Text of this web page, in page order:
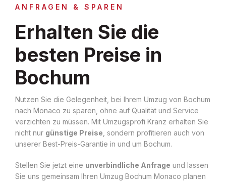
ANFRAGEN & SPAREN
Erhalten Sie die
besten Preise in
Bochum
Nutzen Sie die Gelegenheit, bei Ihrem Umzug von Bochum
nach Monaco zu sparen, ohne auf Qualität und Service
verzichten zu müssen. Mit Umzugsprofi Kranz erhalten Sie
nicht nur günstige Preise , sondern profitieren auch von
unserer Best-Preis-Garantie in und um Bochum.
Stellen Sie jetzt eine unverbindliche Anfrage und lassen
Sie uns gemeinsam Ihren Umzug Bochum Monaco planen